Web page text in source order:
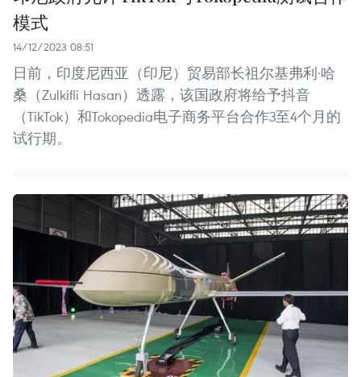
模式
14/12/2023 08:51
日前，印度尼西亚（印尼）贸易部长祖尔基弗利·哈
桑（Zulkifli Hasan）透露，该国政府将给予抖音
（TikTok）和Tokopedia电子商务平台合作3至4个月的
试行期。